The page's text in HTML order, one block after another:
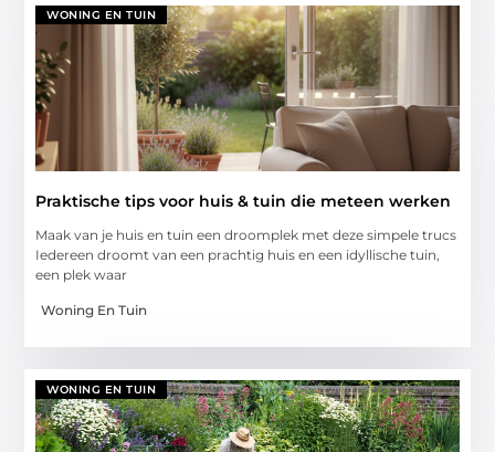
WONING EN TUIN
Praktische tips voor huis & tuin die meteen werken
Maak van je huis en tuin een droomplek met deze simpele trucs
Iedereen droomt van een prachtig huis en een idyllische tuin,
een plek waar
Woning En Tuin
WONING EN TUIN